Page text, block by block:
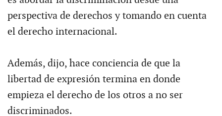
perspectiva de derechos y tomando en cuenta
el derecho internacional.
Además, dijo, hace conciencia de que la
libertad de expresión termina en donde
empieza el derecho de los otros a no ser
discriminados.